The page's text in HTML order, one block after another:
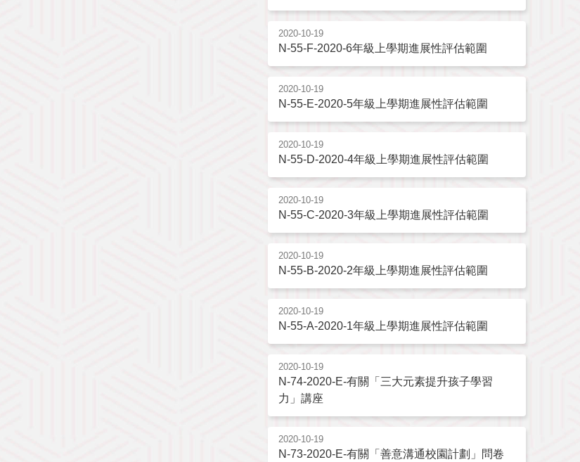
2020-10-19
N-55-F-2020-6年級上學期進展性評估範圍
2020-10-19
N-55-E-2020-5年級上學期進展性評估範圍
2020-10-19
N-55-D-2020-4年級上學期進展性評估範圍
2020-10-19
N-55-C-2020-3年級上學期進展性評估範圍
2020-10-19
N-55-B-2020-2年級上學期進展性評估範圍
2020-10-19
N-55-A-2020-1年級上學期進展性評估範圍
2020-10-19
N-74-2020-E-有關「三大元素提升孩子學習
力」講座
2020-10-19
N-73-2020-E-有關「善意溝通校園計劃」問卷